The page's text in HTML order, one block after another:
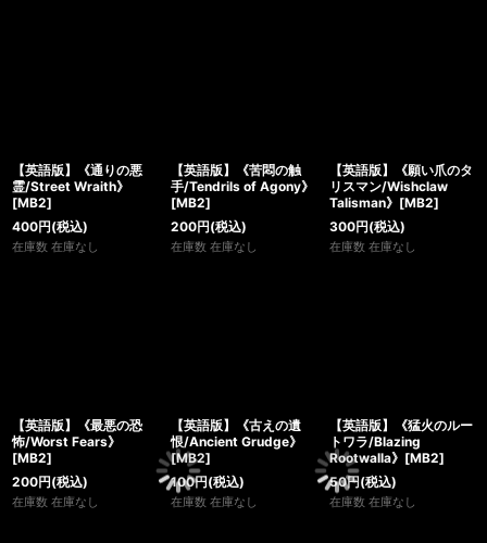
【英語版】《通りの悪
霊/Street Wraith》
[MB2]
400円(税込)
在庫数 在庫なし
【英語版】《苦悶の触
手/Tendrils of Agony》
[MB2]
200円(税込)
在庫数 在庫なし
【英語版】《願い爪のタ
リスマン/Wishclaw
Talisman》[MB2]
300円(税込)
在庫数 在庫なし
【英語版】《最悪の恐
怖/Worst Fears》
[MB2]
200円(税込)
在庫数 在庫なし
【英語版】《古えの遺
恨/Ancient Grudge》
[MB2]
100円(税込)
在庫数 在庫なし
【英語版】《猛火のルー
トワラ/Blazing
Rootwalla》[MB2]
50円(税込)
在庫数 在庫なし